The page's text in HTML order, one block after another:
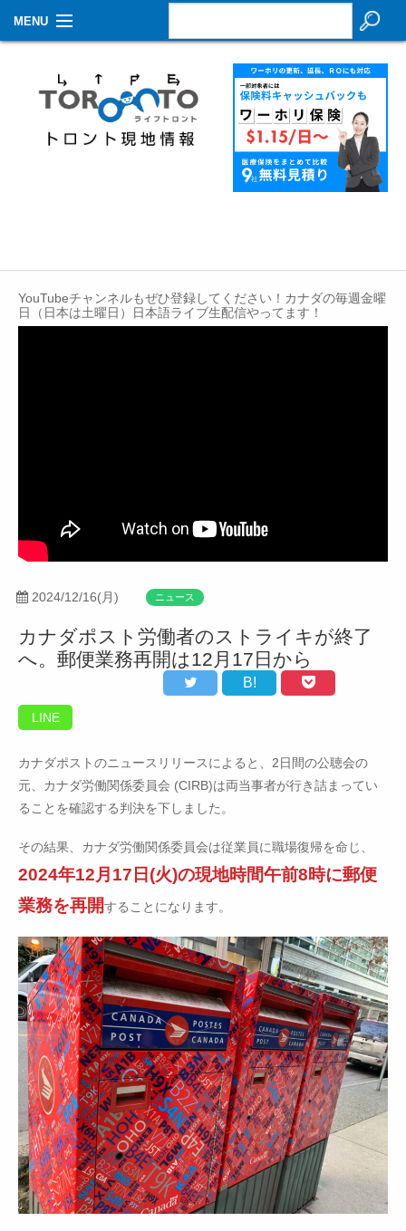
MENU
生活情報
その他
Contact
YouTubeチャンネルもぜひ登録してください！カナダの毎週金曜
日（日本は土曜日）日本語ライブ生配信やってます！
2024/12/16(月) ニュース
カナダポスト労働者のストライキが終了
へ。郵便業務再開は12月17日から
B!
LINE
カナダポストのニュースリリースによると、2日間の公聴会の
元、カナダ労働関係委員会 (CIRB)は両当事者が行き詰まってい
ることを確認する判決を下しました。
その結果、カナダ労働関係委員会は従業員に職場復帰を命じ、
2024年12月17日(火)の現地時間午前8時に郵便
業務を再開することになります。